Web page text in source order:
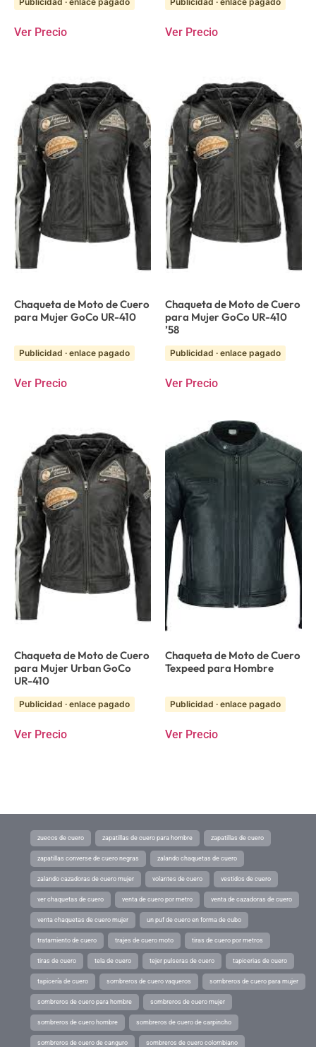
Ver Precio Ver Precio
Chaqueta de Moto de Cuero
para Mujer GoCo UR-410
Publicidad · enlace pagado
Ver Precio
Chaqueta de Moto de Cuero
para Mujer GoCo UR-410
’58
Publicidad · enlace pagado
Ver Precio
Chaqueta de Moto de Cuero
para Mujer Urban GoCo
UR-410
Publicidad · enlace pagado
Ver Precio
Chaqueta de Moto de Cuero
Texpeed para Hombre
Publicidad · enlace pagado
Ver Precio
zuecos de cuero zapatillas de cuero para hombre zapatillas de cuero
zapatillas converse de cuero negras zalando chaquetas de cuero
zalando cazadoras de cuero mujer volantes de cuero vestidos de cuero
ver chaquetas de cuero venta de cuero por metro venta de cazadoras de cuero
venta chaquetas de cuero mujer un puf de cuero en forma de cubo
tratamiento de cuero trajes de cuero moto tiras de cuero por metros
tiras de cuero tela de cuero tejer pulseras de cuero tapicerias de cuero
tapicería de cuero sombreros de cuero vaqueros sombreros de cuero para mujer
sombreros de cuero para hombre sombreros de cuero mujer
sombreros de cuero hombre sombreros de cuero de carpincho
sombreros de cuero de canguro sombreros de cuero colombiano